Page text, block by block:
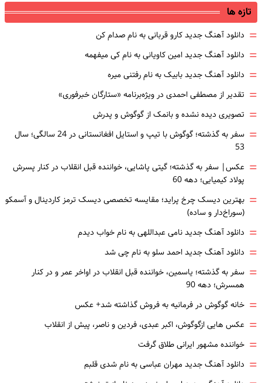
تازه ها
= دانلود آهنگ جدید کارو قربانی به نام صدام کن
= دانلود آهنگ جدید امین کاویانی به نام کی میفهمه
= دانلود آهنگ جدید بابیک به نام رفتنی میره
= تقدیر از مصطفی احمدی در ویژه‌برنامه «ستارگان خبرفوری»
= تصویری دیده نشده و بانمک از گوگوش و پدرش
=
سفر به گذشته؛ گوگوش با تیپ و استایل افغانستانی در 24 سالگی؛ سال
53
= عکس| سفر به گذشته؛ گیتی پاشایی، خواننده قبل انقلاب در کنار پسرش
پولاد کیمیایی؛ دهه 60
= بهترین دیسک چرخ پراید؛ مقایسه تخصصی دیسک ترمز کاردینال و آسمکو
(سوراخ‌دار و ساده)
= دانلود آهنگ جدید نامی عبداللهی به نام خواب دیدم
= دانلود آهنگ جدید احمد سلو به نام چی شد
= سفر به گذشته؛ یاسمین، خواننده قبل انقلاب در اواخر عمر و در کنار
همسرش؛ دهه 90
= خانه گوگوش در فرمانیه به فروش گذاشته شد+ عکس
= عکس هایی ازگوگوش، اکبر عبدی، فردین و ناصر، پیش از انقلاب
= خواننده مشهور ایرانی طلاق گرفت
= دانلود آهنگ جدید مهران عباسی به نام شدی قلبم